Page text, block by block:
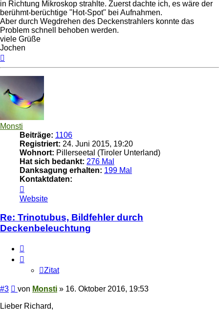
in Richtung Mikroskop strahlte. Zuerst dachte ich, es wäre der
berühmt-berüchtige "Hot-Spot" bei Aufnahmen.
Aber durch Wegdrehen des Deckenstrahlers konnte das
Problem schnell behoben werden.
viele Grüße
Jochen
Monsti
Beiträge: 1106
Registriert: 24. Juni 2015, 19:20
Wohnort: Pillerseetal (Tiroler Unterland)
Hat sich bedankt: 276 Mal
Danksagung erhalten: 199 Mal
Kontaktdaten:
von
Monsti
Website
Re: Trinotubus, Bildfehler durch
Deckenbeleuchtung
Zitat
#3 Beitrag
von Monsti » 16. Oktober 2016, 19:53
Lieber Richard,